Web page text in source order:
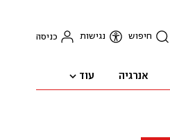
חיפוש נגישות כניסה
אנרגיה עוד